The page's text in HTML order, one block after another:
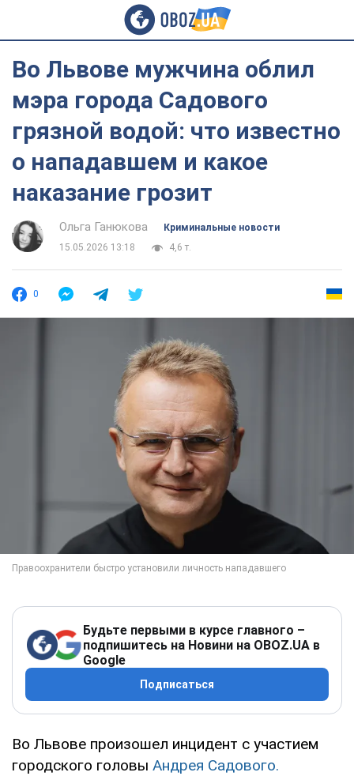
Во Львове мужчина облил
мэра города Садового
грязной водой: что известно
о нападавшем и какое
наказание грозит
Ольга Ганюкова
Криминальные новости
15.05.2026 13:18
4,6 т.
0
Будьте первыми в курсе главного –
подпишитесь на Новини на OBOZ.UA в
Google
Подписаться
Во Львове произошел инцидент с участием
городского головы Андрея Садового.